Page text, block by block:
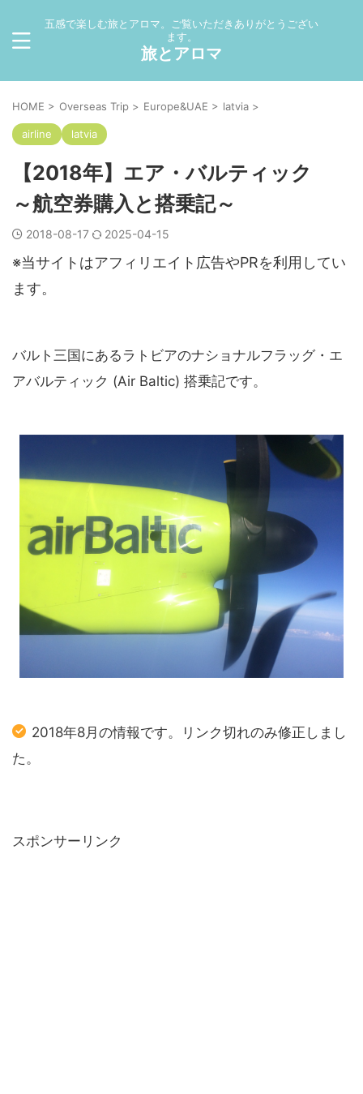
五感で楽しむ旅とアロマ。ご覧いただきありがとうござい
ます。
旅とアロマ
HOME > Overseas Trip > Europe&UAE > latvia >
airline latvia
【2018年】エア・バルティック
～航空券購入と搭乗記～
2018-08-17 2025-04-15
※当サイトはアフィリエイト広告やPRを利用してい
ます。
バルト三国にあるラトビアのナショナルフラッグ・エ
アバルティック (Air Baltic) 搭乗記です。
2018年8月の情報です。リンク切れのみ修正しまし
た。
スポンサーリンク